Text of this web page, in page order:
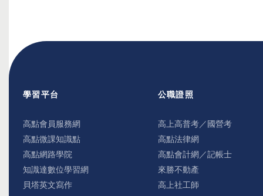
學習平台
高點會員服務網
高點微課知識點
高點網路學院
知識達數位學習網
貝塔英文寫作
公職證照
高上高普考／國營考
高點法律網
高點會計網／記帳士
來勝不動產
高上社工師